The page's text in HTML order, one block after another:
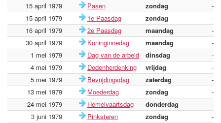
15 april 1979
Pasen zondag
-
15 april 1979
1e Paasdag zondag
-
16 april 1979
2e Paasdag maandag
-
30 april 1979
Koninginnedag maandag
-
1 mei 1979
Dag van de arbeid dinsdag
-
4 mei 1979
Dodenherdenking vrijdag
-
5 mei 1979
Bevrijdingsdag zaterdag
-
13 mei 1979
Moederdag zondag
-
24 mei 1979
Hemelvaartsdag donderdag
-
3 juni 1979
Pinksteren zondag
-